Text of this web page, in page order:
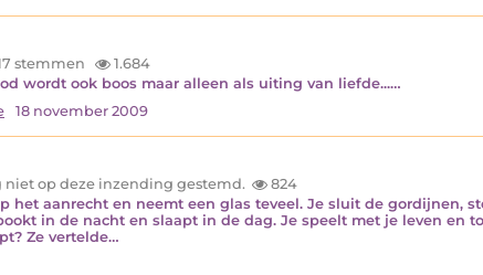
stemmen
1.684
wordt ook boos maar alleen als uiting van liefde...…
18 november 2009
niet op deze inzending gestemd.
824
het aanrecht en neemt een glas teveel. Je sluit de gordijnen,
in de nacht en slaapt in de dag. Je speelt met je leven en
Ze vertelde…